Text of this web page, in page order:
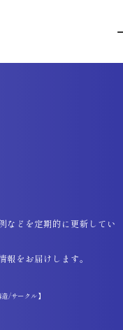
/サークル】
などを定期的に更新してい
をお届けします。